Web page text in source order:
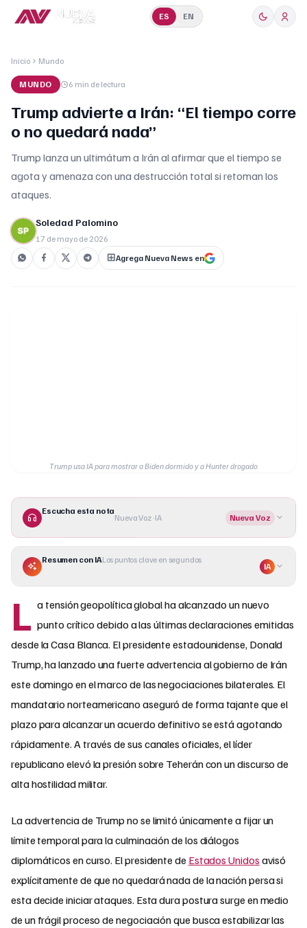
ES EN
Inicio Mundo
MUNDO 6 min de lectura
Trump advierte a Irán: “El tiempo corre
o no quedará nada”
Trump lanza un ultimátum a Irán al afirmar que el tiempo se
agota y amenaza con una destrucción total si retoman los
ataques.
Soledad Palomino
17 de mayo de 2026
Agrega Nueva News en
Trump usa IA para mostrar a Biden dormido y a Hunter drogado
Escucha esta nota
Nueva Voz · IA Nueva Voz
Resumen con IALos puntos clave en segundos
IA
L a tensión geopolítica global ha alcanzado un nuevo
punto crítico debido a las últimas declaraciones emitidas
desde la Casa Blanca. El presidente estadounidense, Donald
Trump, ha lanzado una fuerte advertencia al gobierno de Irán
este domingo en el marco de las negociaciones bilaterales. El
mandatario norteamericano aseguró de forma tajante que el
plazo para alcanzar un acuerdo definitivo se está agotando
rápidamente. A través de sus canales oficiales, el líder
republicano elevó la presión sobre Teherán con un discurso de
alta hostilidad militar.
La advertencia de Trump no se limitó únicamente a fijar un
límite temporal para la culminación de los diálogos
diplomáticos en curso. El presidente de Estados Unidos avisó
explícitamente de que no quedará nada de la nación persa si
esta decide iniciar ataques. Esta dura postura surge en medio
de un frágil proceso de negociación que busca estabilizar las